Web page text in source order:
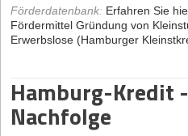
Förderdatenbank: Erfahren Sie
Fördermittel Gründung von
Erwerbslose (Hamburger
Hamburg-Kredit
Nachfolge